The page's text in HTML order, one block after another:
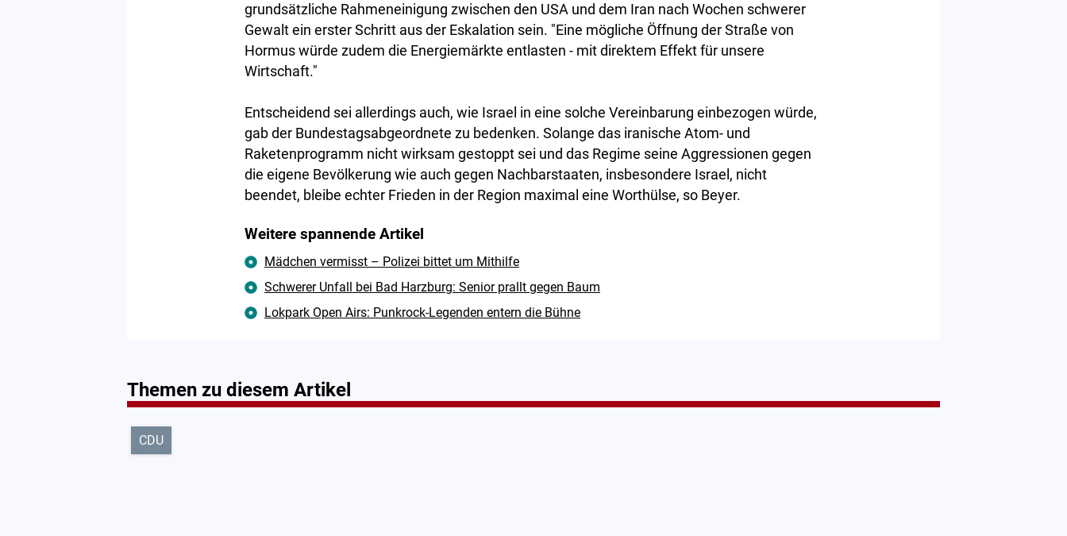
grundsätzliche Rahmeneinigung zwischen den USA und dem Iran nach Wochen schwerer
Gewalt ein erster Schritt aus der Eskalation sein. "Eine mögliche Öffnung der Straße von
Hormus würde zudem die Energiemärkte entlasten - mit direktem Effekt für unsere
Wirtschaft."
Entscheidend sei allerdings auch, wie Israel in eine solche Vereinbarung einbezogen würde,
gab der Bundestagsabgeordnete zu bedenken. Solange das iranische Atom- und
Raketenprogramm nicht wirksam gestoppt sei und das Regime seine Aggressionen gegen
die eigene Bevölkerung wie auch gegen Nachbarstaaten, insbesondere Israel, nicht
beendet, bleibe echter Frieden in der Region maximal eine Worthülse, so Beyer.
Weitere spannende Artikel
Mädchen vermisst – Polizei bittet um Mithilfe
Schwerer Unfall bei Bad Harzburg: Senior prallt gegen Baum
Lokpark Open Airs: Punkrock-Legenden entern die Bühne
Themen zu diesem Artikel
CDU